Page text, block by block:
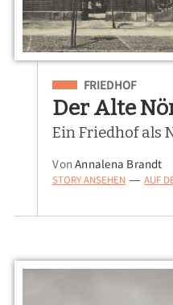
Eingeordnet unter
FRIEDHOF
Der Alte
Ein Friedhof als
VonAnnalena Brandt
STORY ANSEHEN — AUF